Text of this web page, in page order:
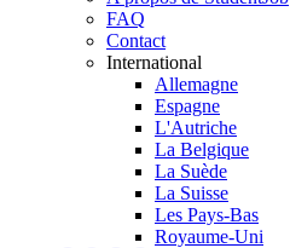
FAQ
Contact
International
Allemagne
Espagne
L'Autriche
La Belgique
La Suède
La Suisse
Les Pays-Bas
Royaume-Uni